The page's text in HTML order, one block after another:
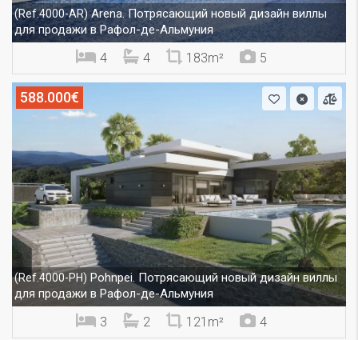
(Ref.4000-AR)Arena. Потрясающий новый дизайн виллы
для продажи в Рафол-де-Альмуния
4 4 183m² 5
588.000€
(Ref.4000-PH) Pohnpei. Потрясающий новый дизайн виллы
для продажи в Рафол-де-Альмуния
3 2 121m² 4